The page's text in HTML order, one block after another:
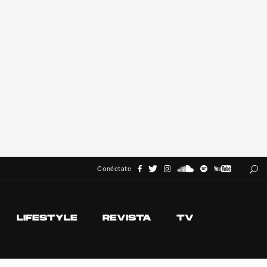
Conéctate
LIFESTYLE REVISTA TV